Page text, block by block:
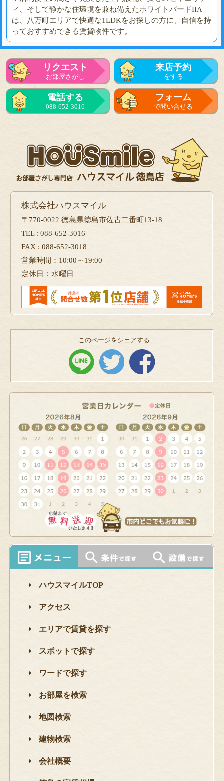
ィ、そして静かな住環境を兼ね備えたホワイトバードIIA
は、八万町エリアで快適な1LDKをお探しの方に、自信を持
っておすすめできる賃貸物件です。
リクエスト
お部屋さがし
来店予約
をする
電話する
088-652-3016
フォーム
で問い合せる
株式会社ハウスマイル
〒770-0022 徳島県徳島市佐古二番町13-18
TEL : 088-652-3016
FAX : 088-652-3018
営業時間：10:00～19:00
定休日：水曜日
このページをシェアする
ハウスマイルTOP
アクセス
エリアで賃貸を探す
スポットで探す
ワードで探す
お部屋を検索
地図検索
建物検索
会社概要